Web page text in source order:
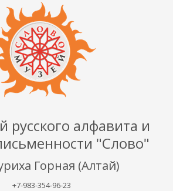
русского алфавита и
"Слово"
Горная (Алтай)
+7-983-354-96-23